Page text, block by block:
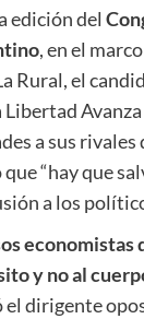
edición del
, en el
Rural, el
Libertad
a sus rivales
“hay que
a los
economistas
y no al
el dirigente